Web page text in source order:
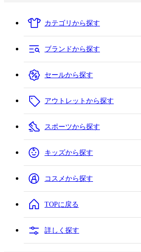
カテゴリから探す
ブランドから探す
セールから探す
アウトレットから探す
スポーツから探す
キッズから探す
コスメから探す
TOPに戻る
詳しく探す